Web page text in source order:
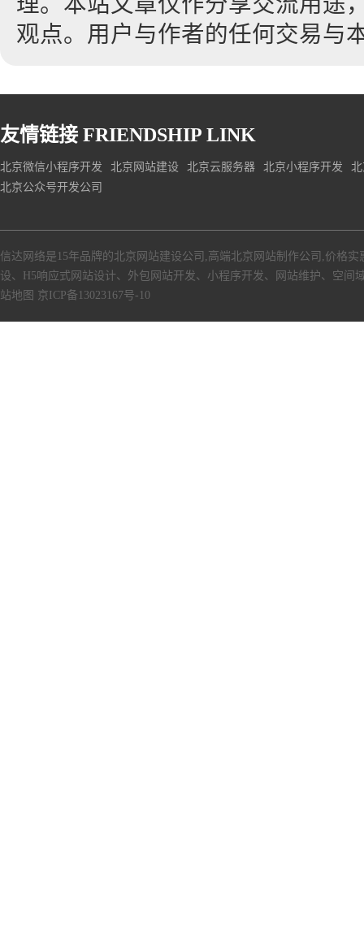
观点。用户与作者的任何交易与
友情链接 FRIENDSHIP LINK
北京微信小程序开发 北京网站建设 北京云服务器 北京小程序开发
北京公众号开发公司
信达网络是15年品牌的北京网站建设公司,高端北京网站制作公司,价格
设、H5响应式网站设计、外包网站开发、小程序开发、网站维护、空
站地图 京ICP备13023167号-10